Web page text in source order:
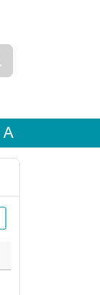
A